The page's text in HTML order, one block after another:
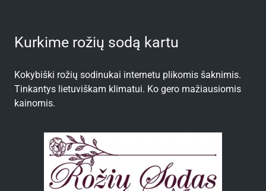
Kurkime rožių sodą kartu
Kokybiški rožių sodinukai internetu plikomis šaknimis.
Tinkantys lietuviškam klimatui. Ko gero mažiausiomis
kainomis.